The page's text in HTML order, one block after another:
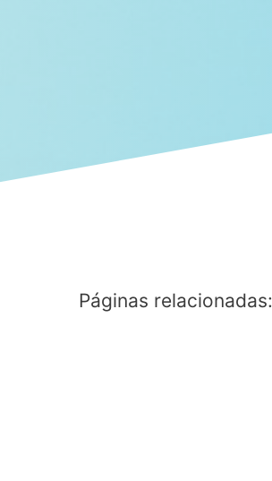
Páginas relacionadas: